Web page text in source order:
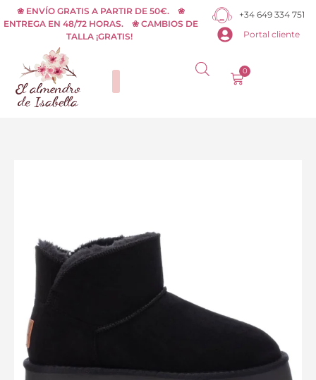
al
contenido
❀ ENVÍO GRATIS A PARTIR DE 50€. ❀
ENTREGA EN 48/72 HORAS. ❀ CAMBIOS DE
TALLA ¡GRATIS!
+34 649 334 751
Portal cliente
0
Carrito